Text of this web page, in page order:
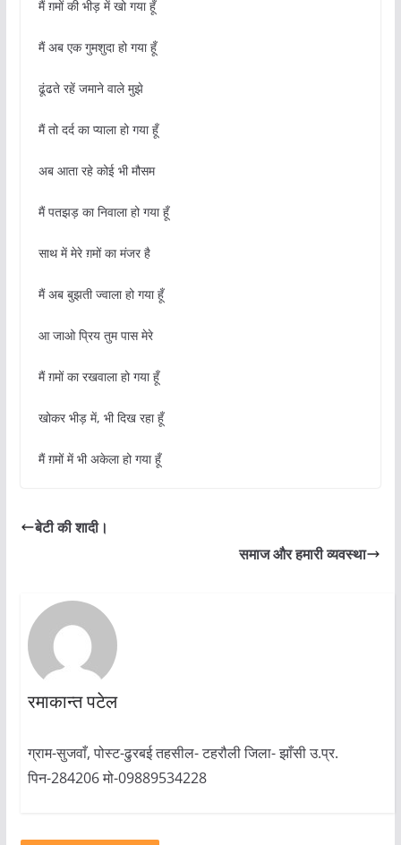
मैं ग़मों की भीड़ में खो गया हूँ
मैं अब एक गुमशुदा हो गया हूँ
ढूंढते रहें जमाने वाले मुझे
मैं तो दर्द का प्याला हो गया हूँ
अब आता रहे कोई भी मौसम
मैं पतझड़ का निवाला हो गया हूँ
साथ में मेरे ग़मों का मंजर है
मैं अब बुझती ज्वाला हो गया हूँ
आ जाओ प्रिय तुम पास मेरे
मैं ग़मों का रखवाला हो गया हूँ
खोकर भीड़ में, भी दिख रहा हूँ
मैं ग़मों में भी अकेला हो गया हूँ
बेटी की शादी।
समाज और हमारी व्यवस्था
रमाकान्त पटेल
ग्राम-सुजवाँ, पोस्ट-ढुरबई तहसील- टहरौली जिला- झाँसी उ.प्र.
पिन-284206 मो-09889534228